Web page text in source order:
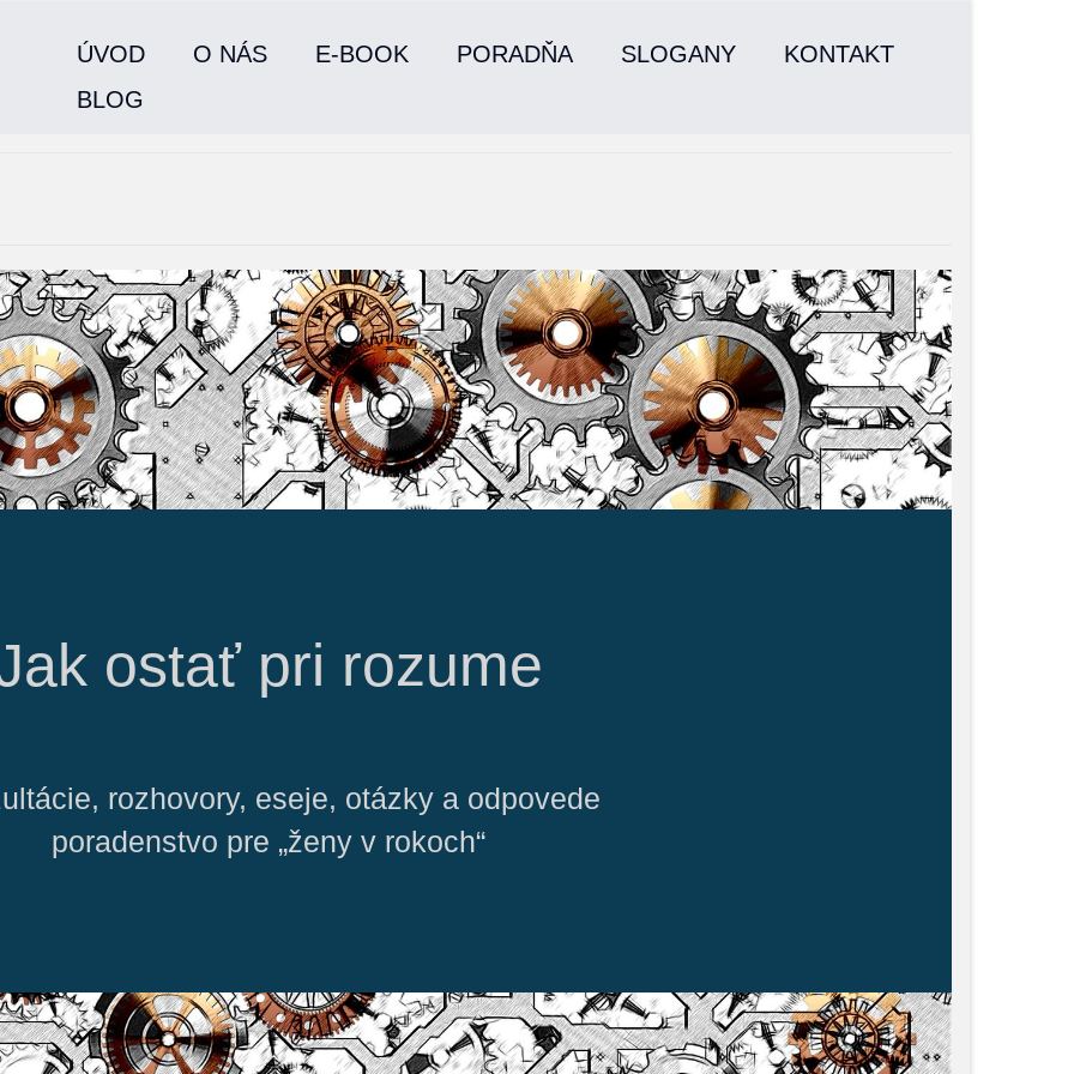
ÚVOD O NÁS E-BOOK PORADŇA SLOGANY
KONTAKT
BLOG
ostať pri rozume
rozhovory, eseje, otázky a odpovede
poradenstvo pre „ženy v rokoch“